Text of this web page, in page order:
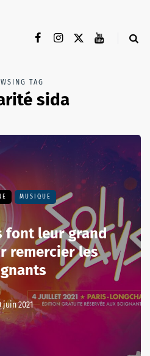
TAG
sida
MUSIQUE
font leur grand
remercier les
juin 2021